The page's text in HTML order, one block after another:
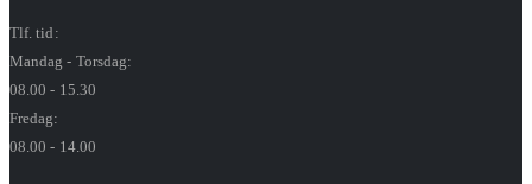
Tlf. tid:
Mandag - Torsdag:
08.00 - 15.30
Fredag:
08.00 - 14.00